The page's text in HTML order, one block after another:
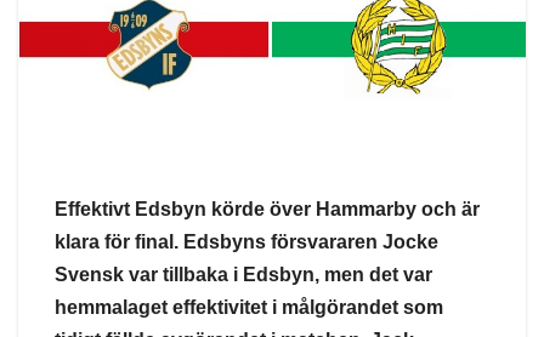
Effektivt Edsbyn körde över Hammarby och är
klara för final. Edsbyns försvararen Jocke
Svensk var tillbaka i Edsbyn, men det var
hemmalaget effektivitet i målgörandet som